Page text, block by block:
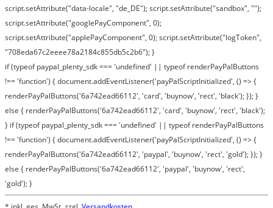
script.setAttribute("data-locale", "de_DE"); script.setAttribute("sandbox", "");
script.setAttribute("googlePayComponent", 0);
script.setAttribute("applePayComponent", 0); script.setAttribute("logToken",
"708eda67c2eeee78a2184c855db5c2b6"); }
if (typeof paypal_plenty_sdk === 'undefined' || typeof renderPayPalButtons
!== 'function') { document.addEventListener('payPalScriptInitialized', () => {
renderPayPalButtons('6a742ead66112', 'card', 'buynow', 'rect', 'black'); }); }
else { renderPayPalButtons('6a742ead66112', 'card', 'buynow', 'rect', 'black');
} if (typeof paypal_plenty_sdk === 'undefined' || typeof renderPayPalButtons
!== 'function') { document.addEventListener('payPalScriptInitialized', () => {
renderPayPalButtons('6a742ead66112', 'paypal', 'buynow', 'rect', 'gold'); }); }
else { renderPayPalButtons('6a742ead66112', 'paypal', 'buynow', 'rect',
'gold'); }